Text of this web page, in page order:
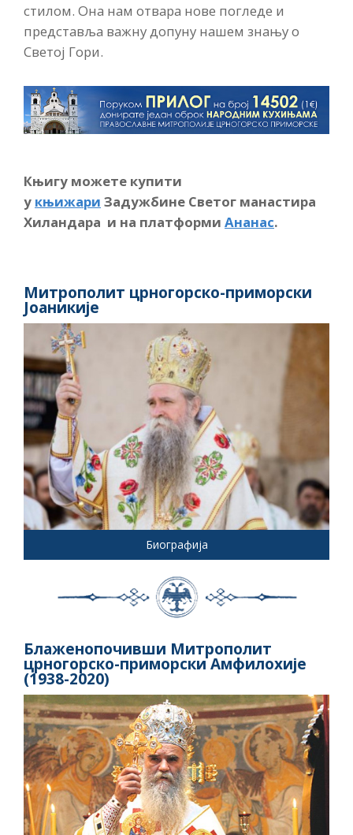
стилом. Она нам отвара нове погледе и
представља важну допуну нашем знању о
Светој Гори.
Књигу можете купити
у књижари Задужбине Светог манастира
Хиландара и на платформи Ананас.
Митрополит црногорско-приморски
Јоаникије
Биографија
Блаженопочивши Митрополит
црногорско-приморски Амфилохије
(1938-2020)